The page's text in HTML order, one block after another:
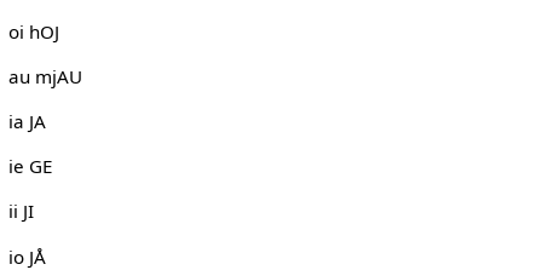
oi hOJ
au mjAU
ia JA
ie GE
ii JI
io JÅ